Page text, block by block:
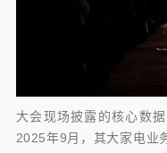
大会现场披露的核心数
2025年9月，其大家电业